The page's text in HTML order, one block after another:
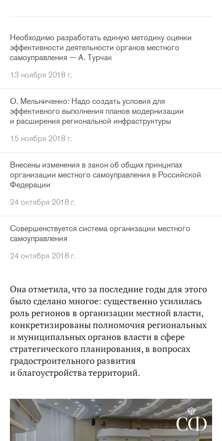
Необходимо разработать единую методику оценки
эффективности деятельности органов местного
самоуправления — А. Турчак
13 ноября 2018 г.
О. Мельниченко: Надо создать условия для
эффективного выполнения планов модернизации
и расширения региональной инфраструктуры
15 ноября 2018 г.
Внесены изменения в закон об общих принципах
организации местного самоуправления в Российской
Федерации
24 октября 2018 г.
Совершенствуется система организации местного
самоуправления
24 октября 2018 г.
Она отметила, что за последние годы для этого
было сделано многое: существенно усилилась
роль регионов в организации местной власти,
конкретизированы полномочия региональных
и муниципальных органов власти в сфере
стратегического планирования, в вопросах
градостроительного развития
и благоустройства территорий.